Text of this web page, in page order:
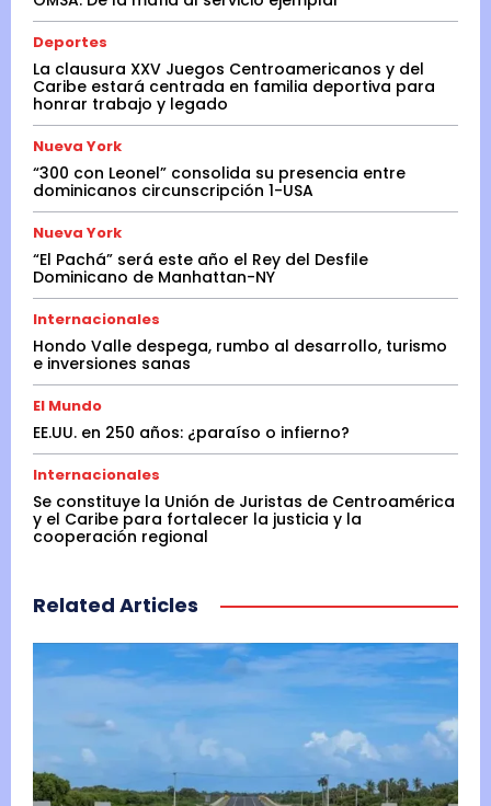
Deportes
La clausura XXV Juegos Centroamericanos y del
Caribe estará centrada en familia deportiva para
honrar trabajo y legado
Nueva York
“300 con Leonel” consolida su presencia entre
dominicanos circunscripción 1-USA
Nueva York
“El Pachá” será este año el Rey del Desfile
Dominicano de Manhattan-NY
Internacionales
Hondo Valle despega, rumbo al desarrollo, turismo
e inversiones sanas
El Mundo
EE.UU. en 250 años: ¿paraíso o infierno?
Internacionales
Se constituye la Unión de Juristas de Centroamérica
y el Caribe para fortalecer la justicia y la
cooperación regional
Related Articles